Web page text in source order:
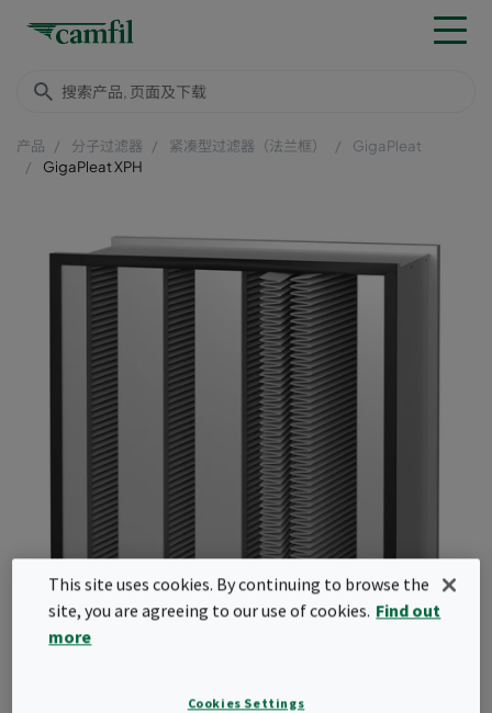
产品 分子过滤器 紧凑型过滤器（法兰框）
GigaPleat
GigaPleat XPH
This site uses cookies. By continuing to browse the
site, you are agreeing to our use of cookies. Find out
more
Cookies Settings